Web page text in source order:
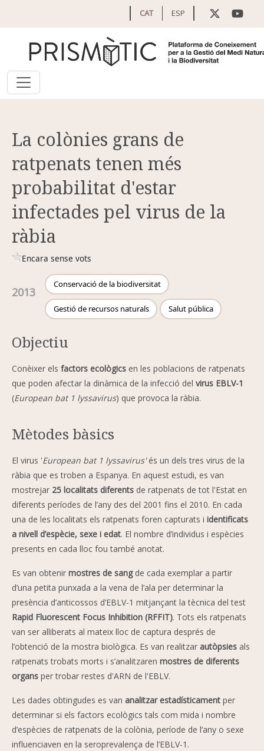
CAT ESP
La colònies grans de
ratpenats tenen més
probabilitat d'estar
infectades pel virus de la
ràbia
Encara sense vots
2013
Conservació de la biodiversitat
Gestió de recursos naturals Salut pública
Objectiu
Conèixer els factors ecològics en les poblacions de ratpenats
que poden afectar la dinàmica de la infecció del virus EBLV-1
(European bat 1 lyssavirus) que provoca la ràbia.
Mètodes bàsics
El virus 'European bat 1 lyssavirus'és un dels tres virus de la
ràbia que es troben a Espanya. En aquest estudi, es van
mostrejar 25 localitats diferents de ratpenats de tot l'Estat en
diferents períodes de l’any des del 2001 fins el 2010. En cada
una de les localitats els ratpenats foren capturats i identificats
a nivell d’espècie, sexe i edat. El nombre d’individus i espècies
presents en cada lloc fou també anotat.
Es van obtenir mostres de sang de cada exemplar a partir
d’una petita punxada a la vena de l’ala per determinar la
presència d’anticossos d’EBLV-1 mitjançant la tècnica del test
Rapid Fluorescent Focus Inhibition (RFFIT). Tots els ratpenats
van ser alliberats al mateix lloc de captura després de
l’obtenció de la mostra biològica. Es van realitzar autòpsies als
ratpenats trobats morts i s’analitzaren mostres de diferents
organs per trobar restes d'ARN de l'EBLV.
Les dades obtingudes es van analitzar estadísticament per
determinar si els factors ecològics tals com mida i nombre
d’espècies de ratpenats de la colònia, període de l’any o sexe
influenciaven en la seroprevalença de l’EBLV-1.